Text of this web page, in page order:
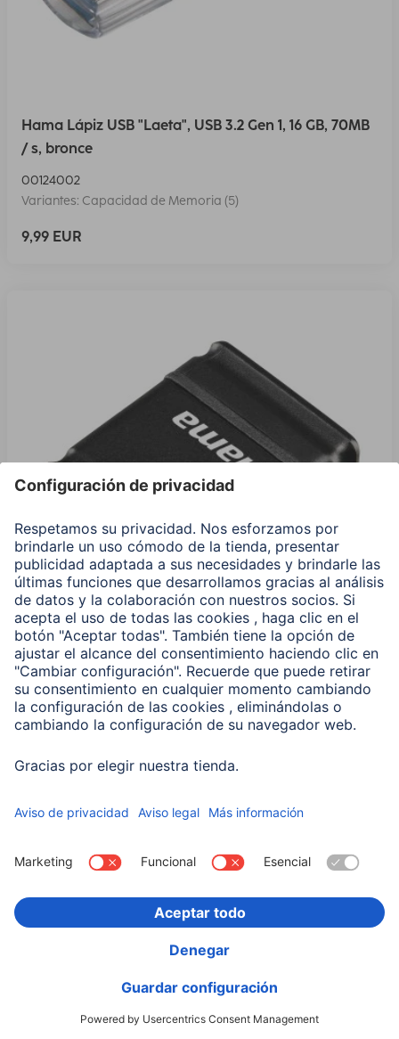
Hama Lápiz USB "Laeta", USB 3.2 Gen 1, 16 GB, 70MB
/ s, bronce
00124002
Variantes: Capacidad de Memoria (5)
9,99 EUR
Hama Memoria USB "Smartly", USB 2.0, 32 GB, 10 MB
/ s, Negro
Variantes: Capacidad de Memoria (3)